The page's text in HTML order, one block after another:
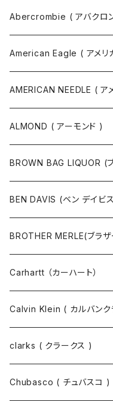
バックパック
ツールバッグ
ボディバッグ・ヒップバッグ
ボストンバッグ / 旅行バッグ
ポーチ
指輪
バングル
サングラス
マスク
ベルト
その他
マスクコード
財布 / キーケース
キーホルダー / スマホスタ
Abercrombie ( アバクロ
スウェット
カットソー
ニット
ジャケット・ブルゾン
コート
パンツ
パーカ
American Eagle ( アメリ
ニット
スウェット
カットソー
パンツ
ジャケット・ブルゾン
コート
シャツ
AMERICAN NEEDLE ( ア
ALMOND ( アーモンド )
BROWN BAG LIQUOR (
半袖Tシャツ
長袖Tシャツ
半袖シャツ
長袖シャツ
スウェット
パーカー
BEN DAVIS (ベン デイビ
BROTHER MERLE(ブラ
Carhartt （カーハート）
Calvin Klein ( カルバンク
ジャケット
パーカー
clarks ( クラークス )
Chubasco ( チュバスコ )